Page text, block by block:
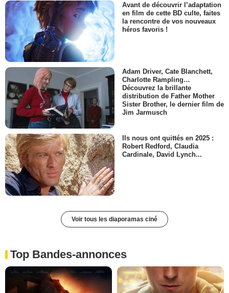
Avant de découvrir l’adaptation
en film de cette BD culte, faites
la rencontre de vos nouveaux
héros favoris !
Adam Driver, Cate Blanchett,
Charlotte Rampling…
Découvrez la brillante
distribution de Father Mother
Sister Brother, le dernier film de
Jim Jarmusch
Ils nous ont quittés en 2025 :
Robert Redford, Claudia
Cardinale, David Lynch...
Voir tous les diaporamas ciné
Top Bandes-annonces